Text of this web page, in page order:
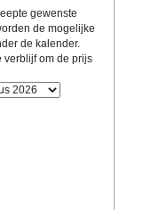
Montanain
de winter
Montana
gewenste
de mogelijke
de kalender.
verblijf om de prijs